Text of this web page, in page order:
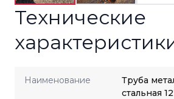
Технические
Наименование
Труба
стальная